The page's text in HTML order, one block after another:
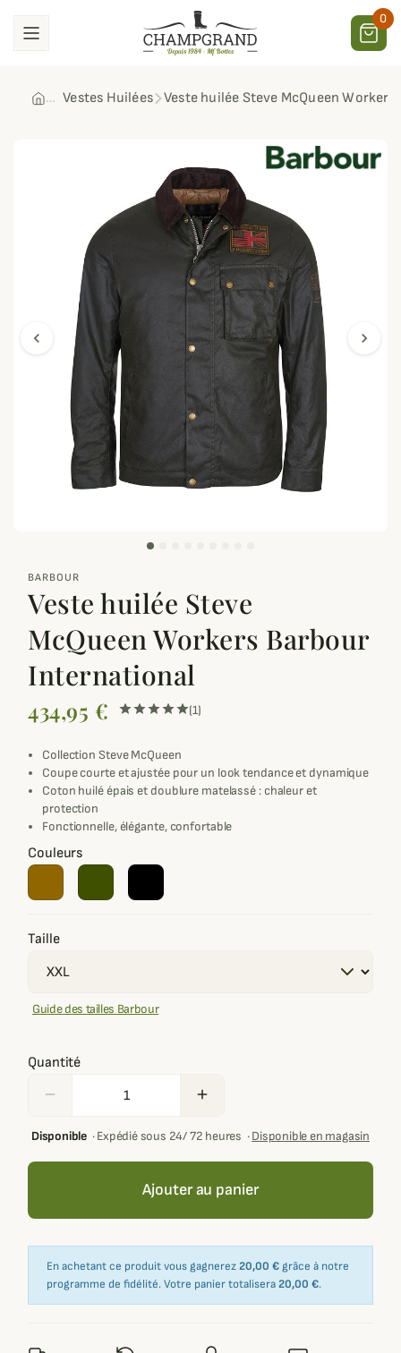
0
Vestes Huilées Veste huilée Steve McQueen
chevron_left chevron_right
BARBOUR
Veste huilée Steve
McQueen Workers Barbour
International
434,95 € (1)
Collection Steve McQueen
Coupe courte et ajustée pour un look tendance et dynamique
Coton huilé épais et doublure matelassé : chaleur et
protection
Fonctionnelle, élégante, confortable
Couleurs
Taille
Guide des tailles Barbour
Quantité
remove add
Disponible·Expédié sous 24/ 72 heures ·Disponible en magasin
Ajouter au panier
En achetant ce produit vous gagnerez20,00 € grâce à notre
programme de fidélité. Votre panier totalisera20,00 €.